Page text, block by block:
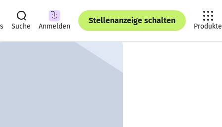
Suche Anmelden
Stellenanzeige schalten
Produkte